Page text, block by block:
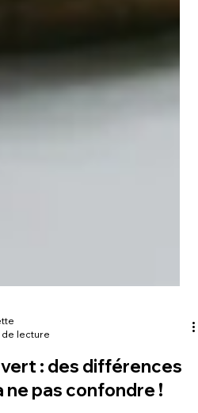
de lecture
: des différences